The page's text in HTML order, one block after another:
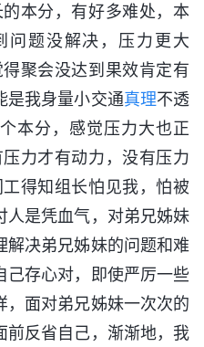
本分，有好多难处，本
问题没解决，压力更大
聚会没达到果效肯定有
是我身量小交通真理不透
本分，感觉压力大也正
力才有动力，没有压力
得知组长怕见我，怕被
人是凭血气，对弟兄姊妹
解决弟兄姊妹的问题和难
己存心对，即使严厉一些
，面对弟兄姊妹一次次的
前反省自己，渐渐地，我